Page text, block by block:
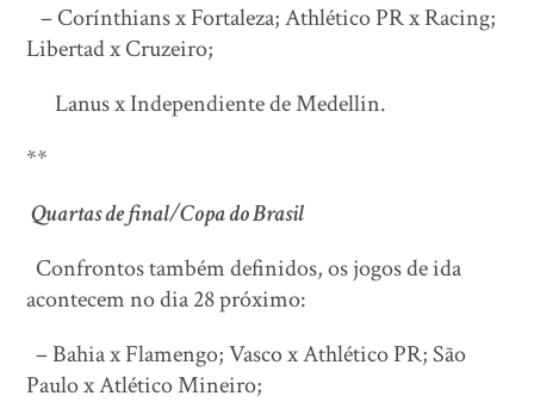
– Corínthians x Fortaleza; Athlético PR x Racing;
Libertad x Cruzeiro;
Lanus x Independiente de Medellin.
**
Quartas de final/Copa do Brasil
Confrontos também definidos, os jogos de ida
acontecem no dia 28 próximo:
– Bahia x Flamengo; Vasco x Athlético PR; São
Paulo x Atlético Mineiro;